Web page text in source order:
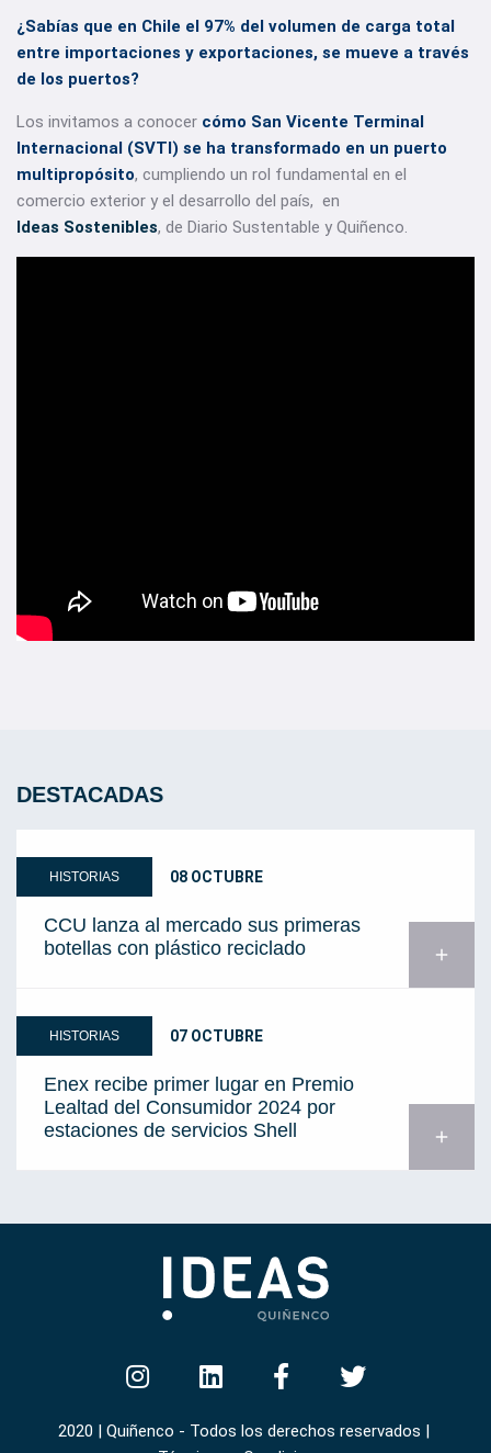
¿Sabías que en Chile el 97% del volumen de carga total
entre importaciones y exportaciones, se mueve a través
de los puertos?
Los invitamos a conocer cómo San Vicente Terminal
Internacional (SVTI) se ha transformado en un puerto
multipropósito, cumpliendo un rol fundamental en el
comercio exterior y el desarrollo del país, en
Ideas Sostenibles, de Diario Sustentable y Quiñenco.
DESTACADAS
HISTORIAS 08 OCTUBRE
CCU lanza al mercado sus primeras
botellas con plástico reciclado
add
HISTORIAS 07 OCTUBRE
Enex recibe primer lugar en Premio
Lealtad del Consumidor 2024 por
estaciones de servicios Shell
add
2020 | Quiñenco - Todos los derechos reservados |